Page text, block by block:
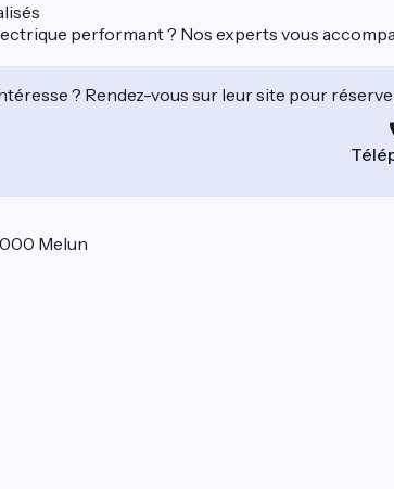
performant ? Nos experts vous
? Rendez-vous sur leur site pour
Melun